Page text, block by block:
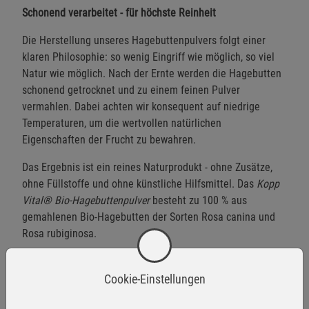
Schonend verarbeitet - für höchste Reinheit
Die Herstellung unseres Hagebuttenpulvers folgt einer
klaren Philosophie: so wenig Eingriff wie möglich, so viel
Natur wie möglich. Nach der Ernte werden die Hagebutten
schonend getrocknet und zu einem feinen Pulver
vermahlen. Dabei achten wir konsequent auf niedrige
Temperaturen, um die wertvollen natürlichen
Eigenschaften der Frucht zu bewahren.
Das Ergebnis ist ein reines Naturprodukt - ohne Zusätze,
ohne Füllstoffe und ohne künstliche Hilfsmittel. Das Kopp
Vital® Bio-Hagebuttenpulverbesteht zu 100 % aus
gemahlenen Bio-Hagebutten der Sorten Rosa canina und
Rosa rubiginosa.
Jede Charge wird sorgfältig geprüft. Nur, was unseren
hohen Qualitätsansprüchen genügt, verlässt das Haus.
Cookie-Einstellungen